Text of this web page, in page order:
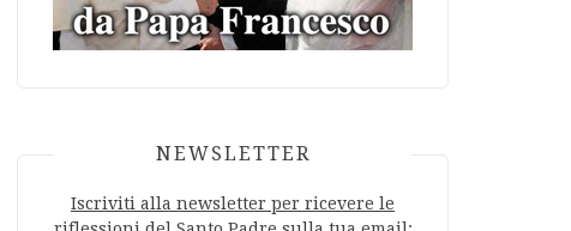
NEWSLETTER
Iscriviti alla newsletter per ricevere le